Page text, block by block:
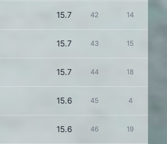
15.7 42 14
15.7 43 15
15.7 44 18
15.6 45 4
15.6 46 19